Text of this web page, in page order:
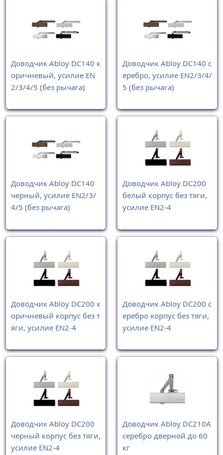
Доводчик Abloy DC140 к
оричневый, усилие EN
2/3/4/5 (без рычага)
Доводчик Abloy DC140 с
еребро, усилие EN2/3/4/
5 (без рычага)
Доводчик Abloy DC140
черный, усилие EN2/3/
4/5 (без рычага)
Доводчик Abloy DC200
белый корпус без тяги,
усилие EN2-4
Доводчик Abloy DC200 к
оричневый корпус без т
яги, усилие EN2-4
Доводчик Abloy DC200 с
еребро корпус без тяги,
усилие EN2-4
Доводчик Abloy DC200
черный корпус без тяги,
усилие EN2-4
Доводчик Abloy DC210A
серебро дверной до 60
кг